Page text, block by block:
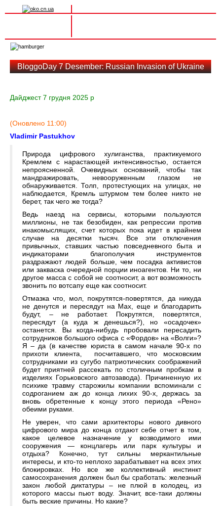
navigation
BloggoDay 7 Desember: Russian Invasion of Ukraine
Дайджест 7 грудня 2025 р
(Оновлено 11:00)
Vladimir Pastukhov
Природа цифрового хулиганства, практикуемого
Кремлем с нарастающей интенсивностью, остается
непроясненной. Очевидных оснований, чтобы так
мандражировать, невооруженным глазом не
обнаруживается. Толп, протестующих на улицах, не
наблюдается, Кремль штурмом тем более никто не
берет, так чего же тогда?
Ведь наезд на сервисы, которыми пользуются
миллионы, не так безобиден, как репрессии против
инакомыслящих, счет которых пока идет в крайнем
случае на десятки тысяч. Все эти отключения
привычных, ставших частью повседневного быта и
индикаторами благополучия инструментов
раздражают людей больше, чем посадка активистов
или закваска очередной порции иноагентов. Ни то, ни
другое масса с собой не соотносит, а вот возможность
звонить по вотсапу еще как соотносит.
Отмазка что, мол, покрутятся-повертятся, да никуда
не денутся и пересядут на Max, еще и благодарить
будут, – не работает. Покрутятся, повертятся,
пересядут (а куда ж денешься?), но «осадочек»
останется. Вы когда-нибудь пробовали пересадить
сотрудников большого офиса с «Фордов» на «Волги»?
Я – да (в качестве юриста в самом начале 90-х по
прихоти клиента, посчитавшего, что московским
сотрудниками из сугубо патриотических соображений
будет приятней рассекать по столичным пробкам в
изделиях Горьковского автозавода). Причиненную их
психике травму старожилы компании вспоминали с
содроганием аж до конца лихих 90-х, держась за
вновь обретенные к концу этого периода «Рено»
обеими руками.
Не уверен, что сами архитекторы нового дивного
цифрового мира до конца отдают себе отчет в том,
какое целевое назначение у возводимого ими
сооружения — концлагерь или парк культуры и
отдыха? Конечно, тут сильны меркантильные
интересы, и кто-то неплохо зарабатывает на всех этих
блокировках. Но все же коллективный инстинкт
самосохранения должен был бы сработать: железный
закон любой диктатуры – не плюй в колодец, из
которого массы пьют воду. Значит, все-таки должны
быть веские причины. Но какие?